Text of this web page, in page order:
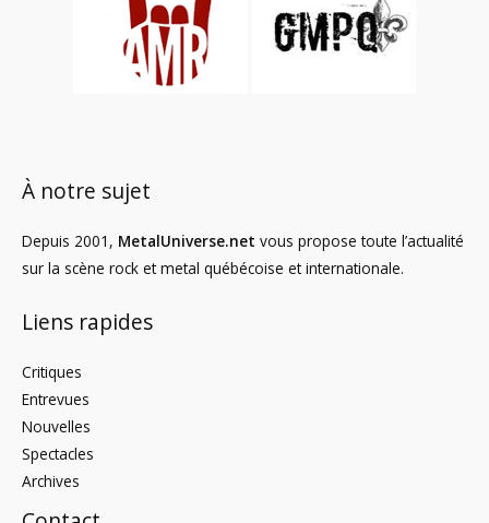
À notre sujet
Depuis 2001, MetalUniverse.net vous propose toute l’actualité
sur la scène rock et metal québécoise et internationale.
Liens rapides
Critiques
Entrevues
Nouvelles
Spectacles
Archives